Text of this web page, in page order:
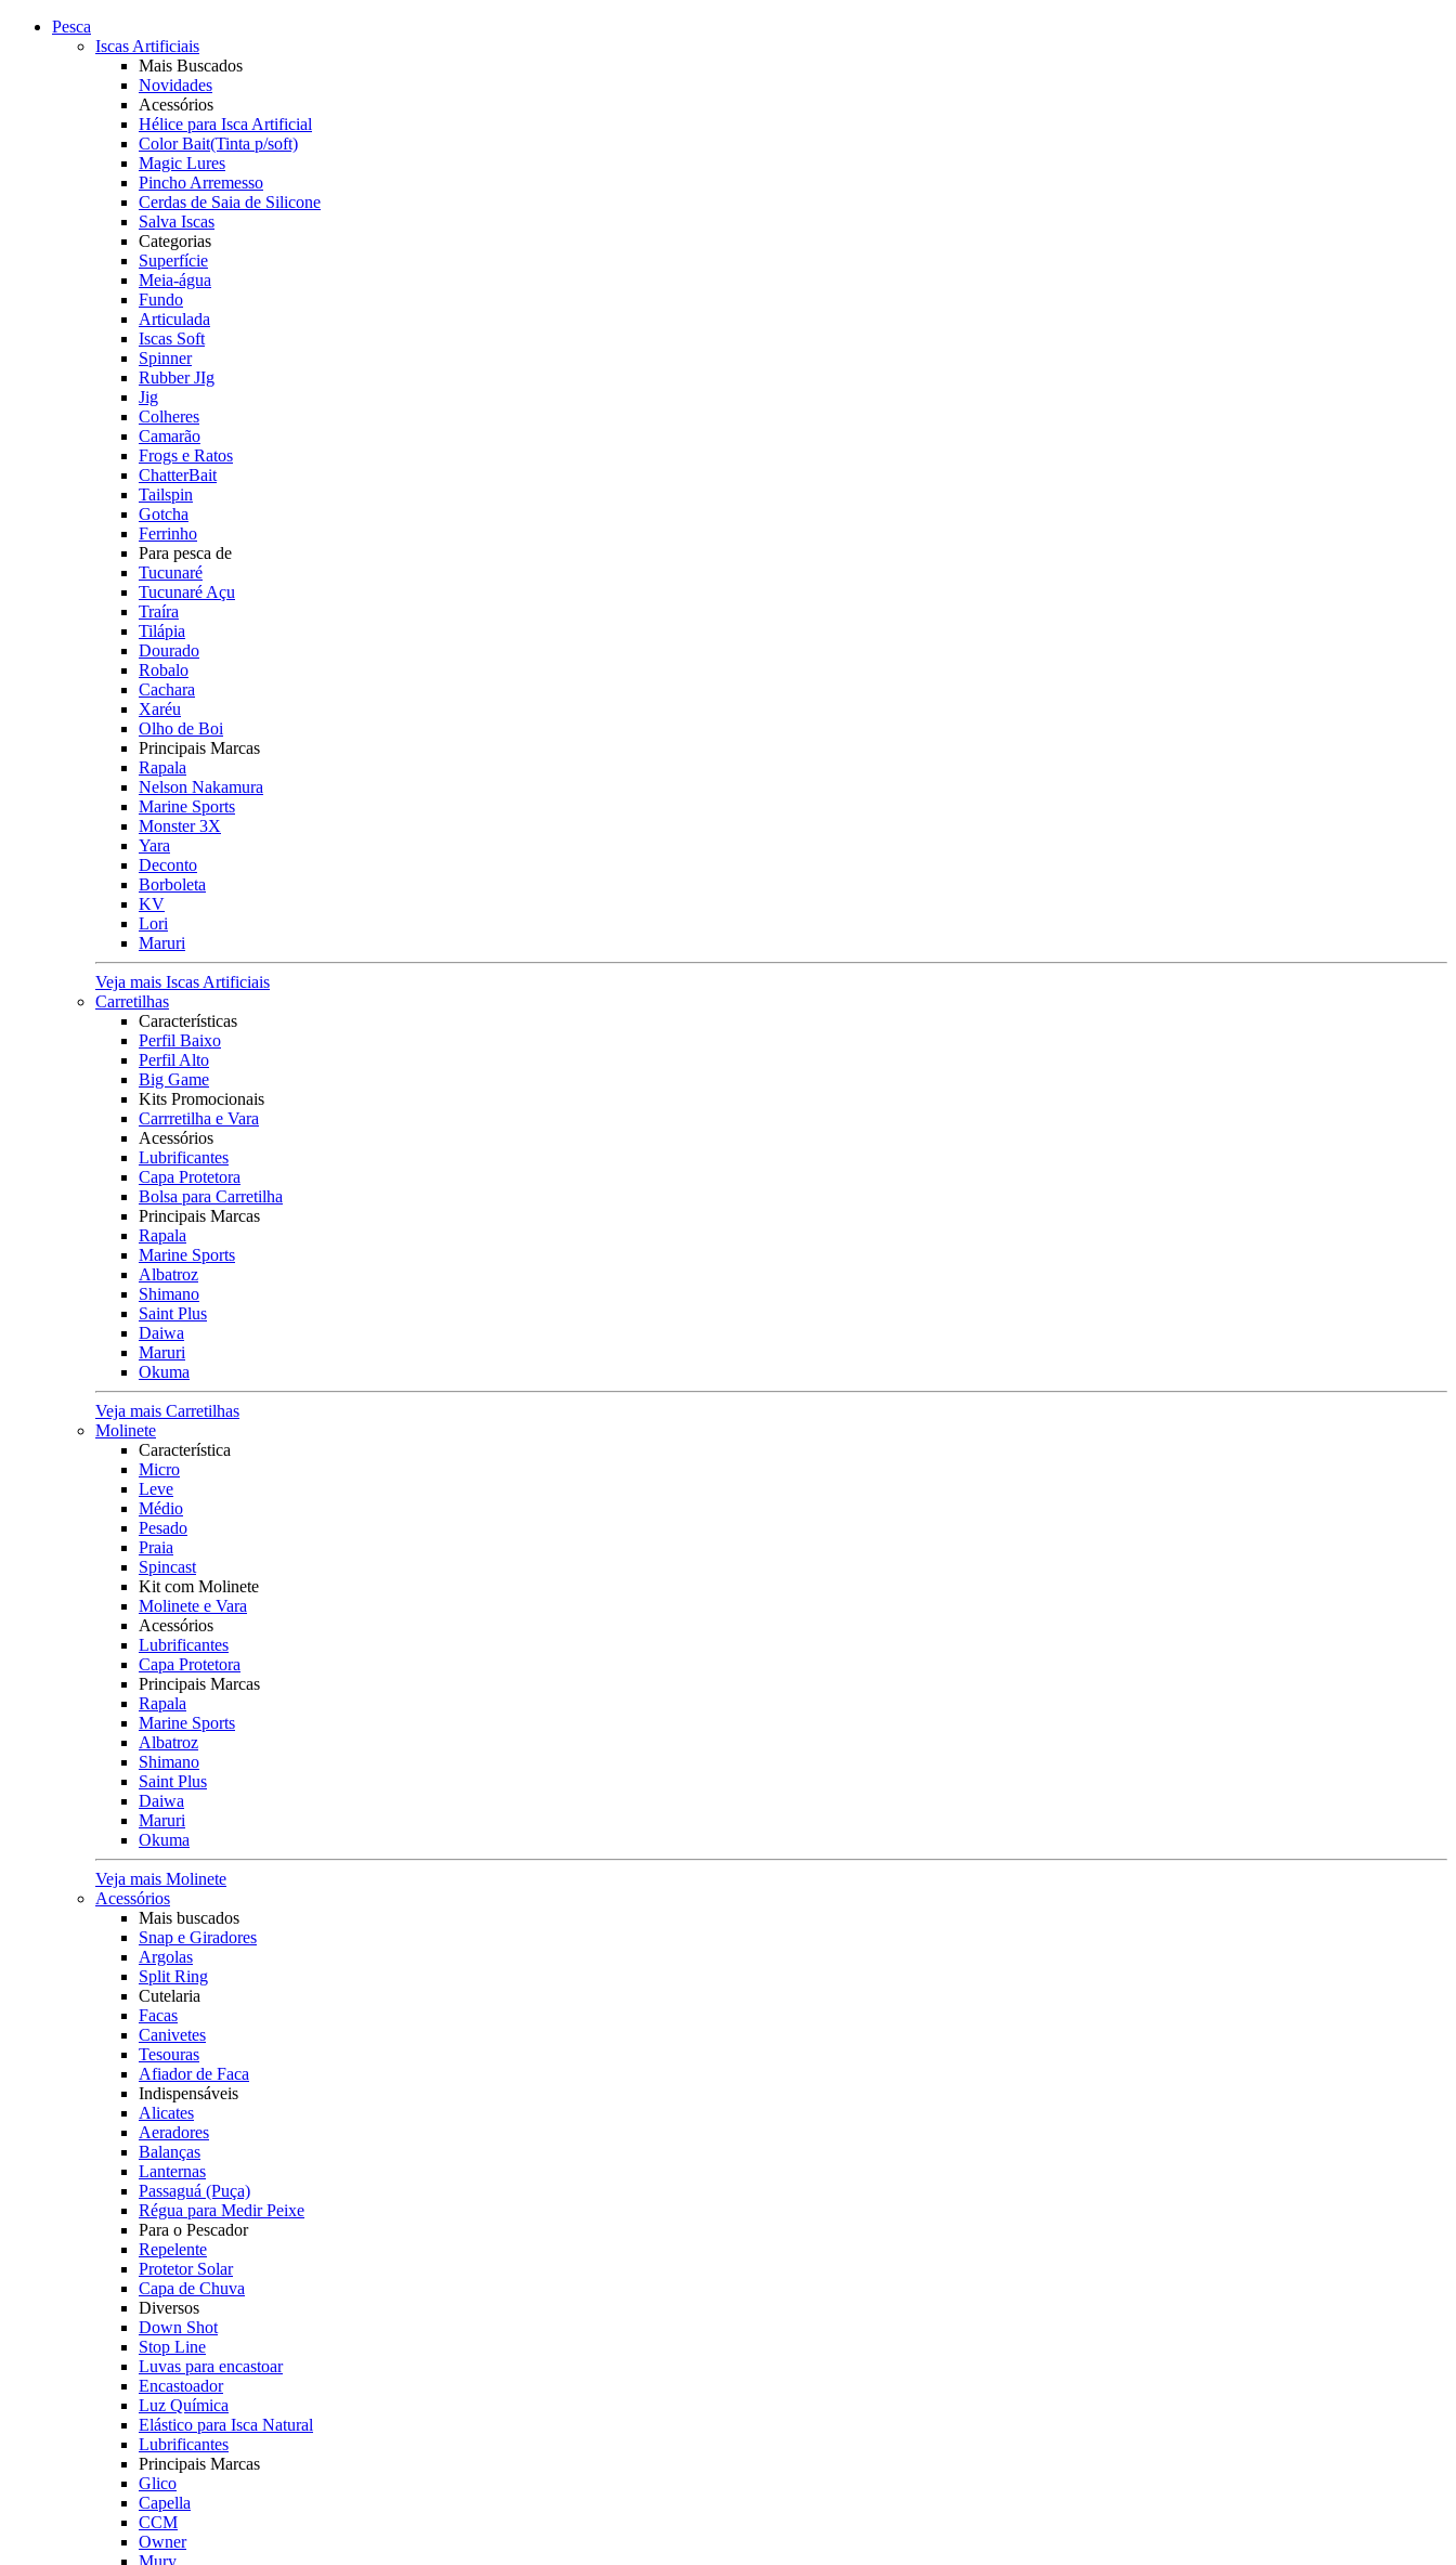
Pesca
Iscas Artificiais
Mais Buscados
Novidades
Acessórios
Hélice para Isca Artificial
Color Bait(Tinta p/soft)
Magic Lures
Pincho Arremesso
Cerdas de Saia de Silicone
Salva Iscas
Categorias
Superfície
Meia-água
Fundo
Articulada
Iscas Soft
Spinner
Rubber JIg
Jig
Colheres
Camarão
Frogs e Ratos
ChatterBait
Tailspin
Gotcha
Ferrinho
Para pesca de
Tucunaré
Tucunaré Açu
Traíra
Tilápia
Dourado
Robalo
Cachara
Xaréu
Olho de Boi
Principais Marcas
Rapala
Nelson Nakamura
Marine Sports
Monster 3X
Yara
Deconto
Borboleta
KV
Lori
Maruri
Veja mais Iscas Artificiais
Carretilhas
Características
Perfil Baixo
Perfil Alto
Big Game
Kits Promocionais
Carrretilha e Vara
Acessórios
Lubrificantes
Capa Protetora
Bolsa para Carretilha
Principais Marcas
Rapala
Marine Sports
Albatroz
Shimano
Saint Plus
Daiwa
Maruri
Okuma
Veja mais Carretilhas
Molinete
Característica
Micro
Leve
Médio
Pesado
Praia
Spincast
Kit com Molinete
Molinete e Vara
Acessórios
Lubrificantes
Capa Protetora
Principais Marcas
Rapala
Marine Sports
Albatroz
Shimano
Saint Plus
Daiwa
Maruri
Okuma
Veja mais Molinete
Acessórios
Mais buscados
Snap e Giradores
Argolas
Split Ring
Cutelaria
Facas
Canivetes
Tesouras
Afiador de Faca
Indispensáveis
Alicates
Aeradores
Balanças
Lanternas
Passaguá (Puça)
Régua para Medir Peixe
Para o Pescador
Repelente
Protetor Solar
Capa de Chuva
Diversos
Down Shot
Stop Line
Luvas para encastoar
Encastoador
Luz Química
Elástico para Isca Natural
Lubrificantes
Principais Marcas
Glico
Capella
CCM
Owner
Mury